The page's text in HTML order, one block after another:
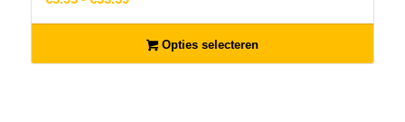
€33.39
Opties selecteren